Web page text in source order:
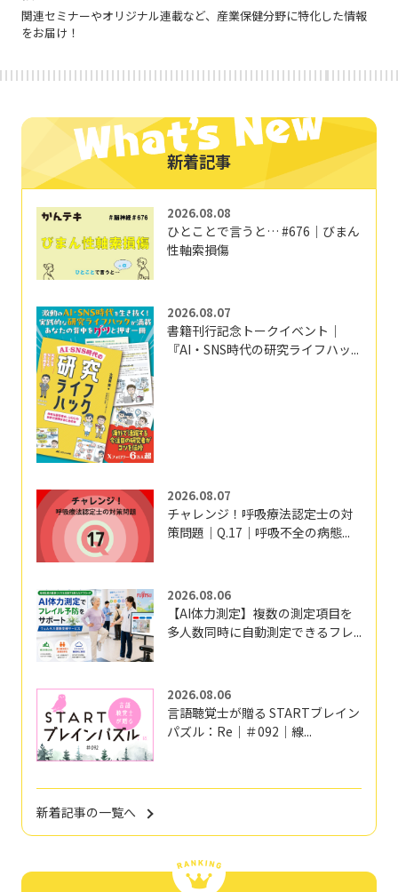
関連セミナーやオリジナル連載など、産業保健分野に特化した情報
をお届け！
新着記事
2026.08.08
ひとことで言うと… #676｜びまん
性軸索損傷
2026.08.07
書籍刊行記念トークイベント｜
『AI・SNS時代の研究ライフハッ...
2026.08.07
チャレンジ！呼吸療法認定士の対
策問題｜Q.17｜呼吸不全の病態...
2026.08.06
【AI体力測定】複数の測定項目を
多人数同時に自動測定できるフレ...
2026.08.06
言語聴覚士が贈る STARTブレイン
パズル：Re｜＃092｜線...
新着記事の一覧へ